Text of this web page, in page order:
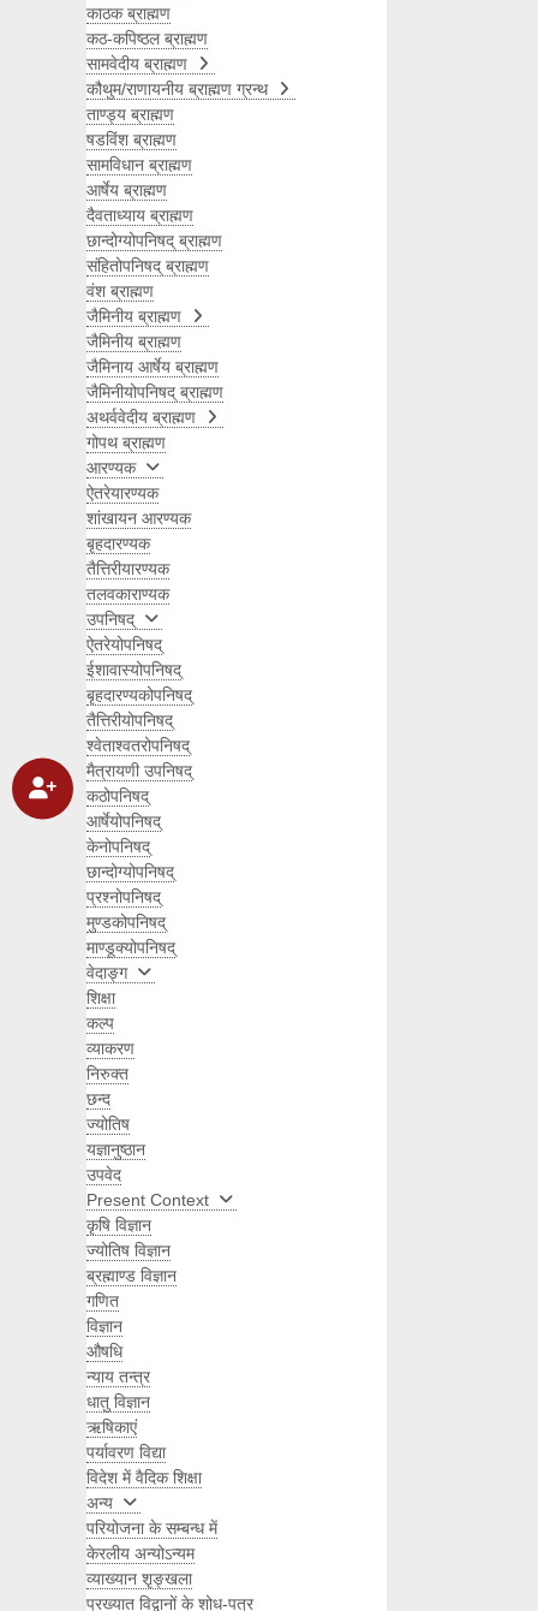
काठक ब्राह्मण
कठ-कपिष्ठल ब्राह्मण
सामवेदीय ब्राह्मण
कौथुम/राणायनीय ब्राह्मण ग्रन्थ
ताण्ड्य ब्राह्मण
षडविंश ब्राह्मण
सामविधान ब्राह्मण
आर्षेय ब्राह्मण
दैवताध्याय ब्राह्मण
छान्दोग्योपनिषद् ब्राह्मण
संहितोपनिषद् ब्राह्मण
वंश ब्राह्मण
जैमिनीय ब्राह्मण
जैमिनीय ब्राह्मण
जैमिनाय आर्षेय ब्राह्मण
जैमिनीयोपनिषद् ब्राह्मण
अथर्ववेदीय ब्राह्मण
गोपथ ब्राह्मण
आरण्यक
ऐतरेयारण्यक
शांखायन आरण्यक
बृहदारण्यक
तैत्तिरीयारण्यक
तलवकाराण्यक
उपनिषद्
ऐतरेयोपनिषद्
ईशावास्योपनिषद्
बृहदारण्यकोपनिषद्
तैत्तिरीयोपनिषद्
श्वेताश्वतरोपनिषद्
मैत्रायणी उपनिषद्
कठोपनिषद्
आर्षेयोपनिषद्
केनोपनिषद्
छान्दोग्योपनिषद्
प्रश्नोपनिषद्
मुण्डकोपनिषद्
माण्डूक्योपनिषद्
वेदाङ्ग
शिक्षा
कल्प
व्याकरण
निरुक्त
छन्द
ज्योतिष
यज्ञानुष्ठान
उपवेद
Present Context
कृषि विज्ञान
ज्योतिष विज्ञान
ब्रह्माण्ड विज्ञान
गणित
विज्ञान
औषधि
न्याय तन्त्र
धातु विज्ञान
ऋषिकाएं
पर्यावरण विद्या
विदेश में वैदिक शिक्षा
अन्य
परियोजना के सम्बन्ध में
केरलीय अन्योऽन्यम
व्याख्यान शृङ्खला
प्रख्यात विद्वानों के शोध-पत्र